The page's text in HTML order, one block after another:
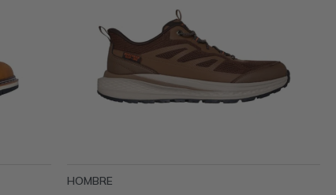
HOMBRE